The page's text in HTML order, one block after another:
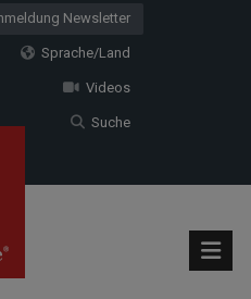
Newsletter
Sprache/Land
Videos
Suche